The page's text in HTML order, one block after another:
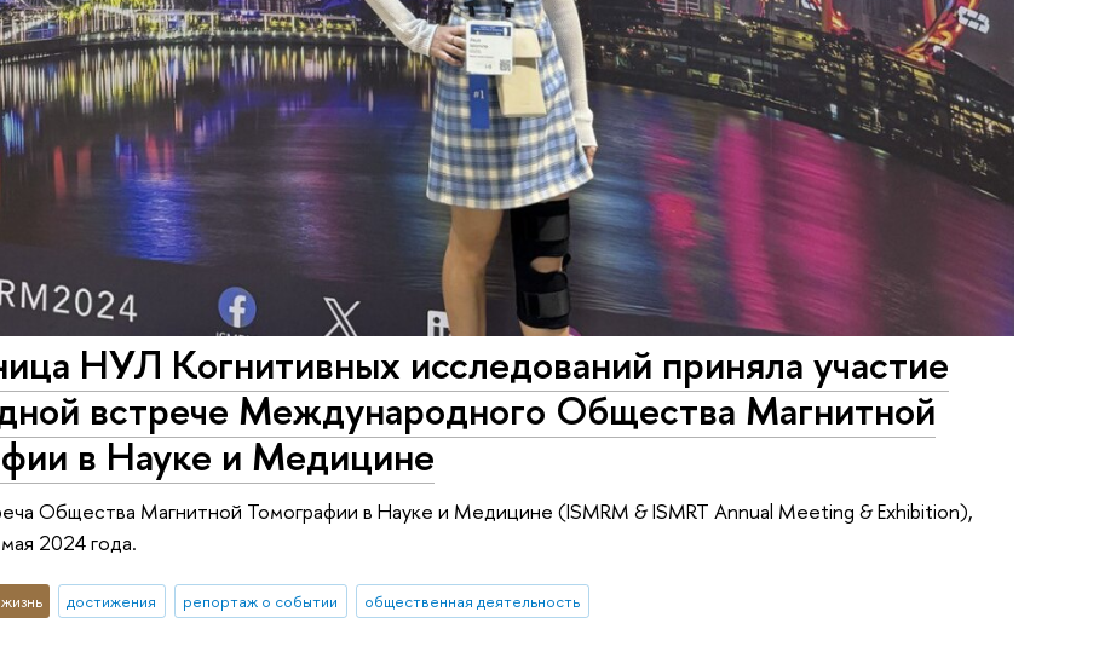
НУЛ Когнитивных исследований приняла участие
встрече Международного Общества Магнитной
в Науке и Медицине
Общества Магнитной Томографии в Науке и Медицине (ISMRM & ISMRT Annual Meeting & Exhibition),
2024 года.
достижения репортаж о событии общественная деятельность